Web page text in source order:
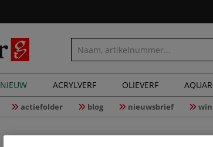
NIEUW ACRYLVERF OLIEVERF
actiefolder blog nieuwsbrief